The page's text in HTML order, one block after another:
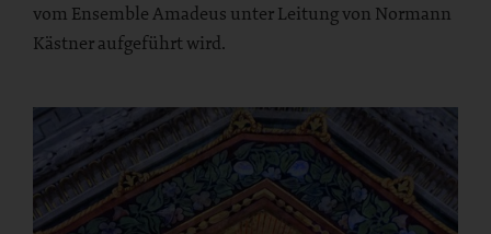
vom Ensemble Amadeus unter Leitung von Normann
Kästner aufgeführt wird.